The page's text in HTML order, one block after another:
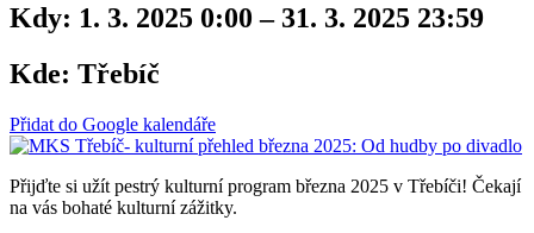
Kdy: 1. 3. 2025 0:00 – 31. 3. 2025 23:59
Kde: Třebíč
Přidat do Google kalendáře
Přijďte si užít pestrý kulturní program března 2025 v Třebíči! Čekají
na vás bohaté kulturní zážitky.